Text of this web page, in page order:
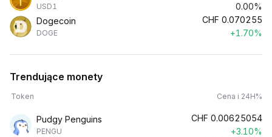
USD1
0.00%
Dogecoin
DOGE
CHF 0.070255
+1.70%
Trendujące monety
Token Cena i 24H%
Pudgy Penguins
PENGU
CHF 0.00625054
+3.10%